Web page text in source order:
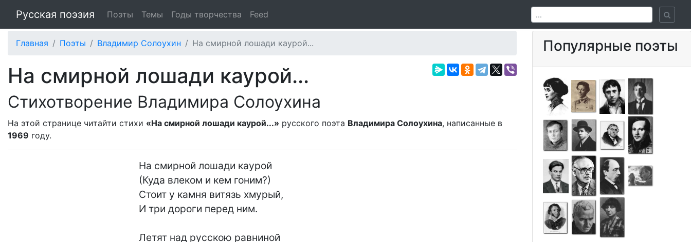
Русская поэзия Поэты Темы Годы творчества Feed
Главная Поэты Владимир Солоухин На смирной лошади каурой...
На смирной лошади каурой...
Стихотворение Владимира Солоухина
На этой странице читайти стихи «На смирной лошади каурой...» русского поэта Владимира Солоухина, написанные в
1969 году.
На смирной лошади каурой
(Куда влеком и кем гоним?)
Стоит у камня витязь хмурый,
И три дороги перед ним.
Летят над русскою равниной
Популярные поэты